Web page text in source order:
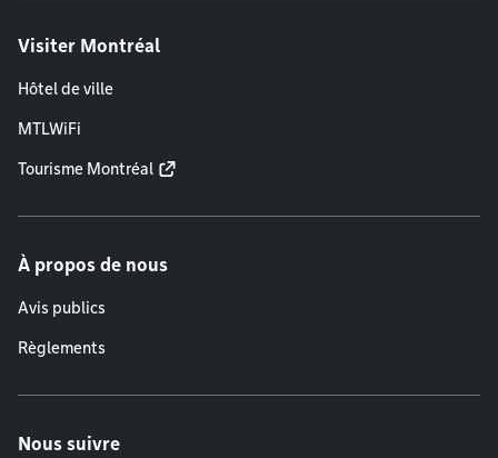
Visiter Montréal
Hôtel de ville
MTLWiFi
Tourisme Montréal
À propos de nous
Avis publics
Règlements
Nous suivre